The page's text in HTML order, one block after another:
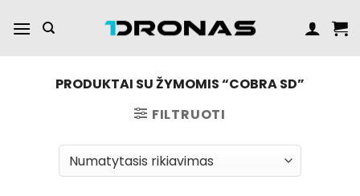
turinį
PRODUKTAI SU ŽYMOMIS “COBRA SD”
FILTRUOTI